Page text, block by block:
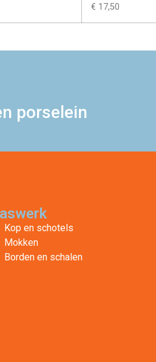
€ 17,50
porselein
Kop en schotels
Mokken
Borden en schalen